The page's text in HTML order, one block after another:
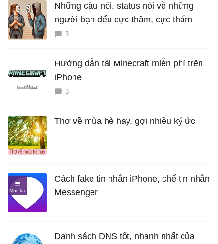
Những câu nói, status nói về những
người bạn đểu cực thâm, cực thấm
3
Hướng dẫn tải Minecraft miễn phí trên
iPhone
3
Thơ về mùa hè hay, gợi nhiều ký ức
Cách fake tin nhắn iPhone, chế tin nhắn
Messenger
Danh sách DNS tốt, nhanh nhất của